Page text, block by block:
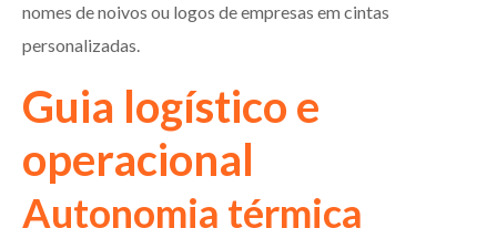
nomes de noivos ou logos de empresas em cintas
personalizadas.
Guia logístico e
operacional
Autonomia térmica